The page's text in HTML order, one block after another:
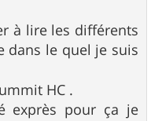
à lire les différents
dans le quel je suis
HC .
exprès pour ça je